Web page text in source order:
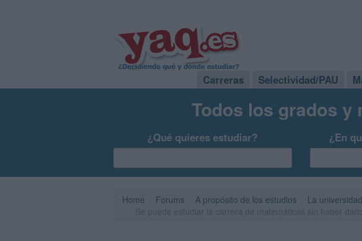
Carreras Selectividad/PAU
Todos los grados y
¿Qué quieres estudiar? ¿En
Home Forums A propósito de los estudios
La